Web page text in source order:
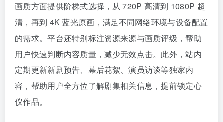
画质方面提供阶梯式选择，从 720P 高清到 1080P 超
清，再到 4K 蓝光原画，满足不同网络环境与设备配置
的需求。平台还特别标注资源来源与画质评级，帮助
用户快速判断内容质量，减少无效点击。此外，站内
定期更新新剧预告、幕后花絮、演员访谈等独家内
容，帮助用户全方位了解剧集相关信息，提前锁定心
仪作品。